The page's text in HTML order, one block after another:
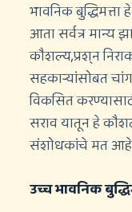
भावनिक
आता सर्वत्र मान्य
कौशल्य,प्रश्न
सहकाऱ्यांसोबत
विकसित
सराव यातून हे
संशोधकांचे मत
उच्च भावनिक